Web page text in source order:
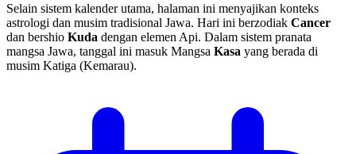
Selain sistem kalender utama, halaman ini menyajikan konteks
astrologi dan musim tradisional Jawa. Hari ini berzodiak Cancer
dan bershio Kuda dengan elemen Api. Dalam sistem pranata
mangsa Jawa, tanggal ini masuk Mangsa Kasa yang berada di
musim Katiga (Kemarau).